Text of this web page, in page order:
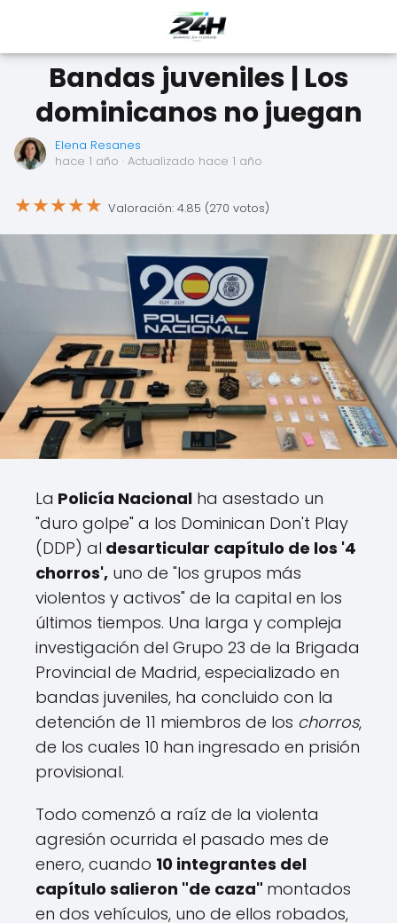
Bandas juveniles | Los
dominicanos no juegan
Elena Resanes
hace 1 año · Actualizado hace 1 año
★★★★★ Valoración: 4.85 (270 votos)
La Policía Nacional ha asestado un
"duro golpe" a los Dominican Don't Play
(DDP) al desarticular capítulo de los '4
chorros', uno de "los grupos más
violentos y activos" de la capital en los
últimos tiempos. Una larga y compleja
investigación del Grupo 23 de la Brigada
Provincial de Madrid, especializado en
bandas juveniles, ha concluido con la
detención de 11 miembros de los chorros,
de los cuales 10 han ingresado en prisión
provisional.
Todo comenzó a raíz de la violenta
agresión ocurrida el pasado mes de
enero, cuando 10 integrantes del
capítulo salieron "de caza" montados
en dos vehículos, uno de ellos robados,